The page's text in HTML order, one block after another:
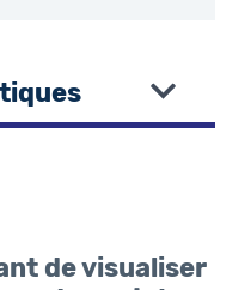
de visualiser